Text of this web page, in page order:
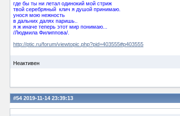
где бы ты ни летал одинокий мой стриж
твой серебряный клич я душой принимаю.
унося мою нежность
в дальних далях паришь..
я ж иначе теперь этот мир понимаю...
/Людмила Филиппова/.
http://ptic.ru/forum/viewtopic.php?pid=403555#p403555
Неактивен
#54 2019-11-14 23:39:13